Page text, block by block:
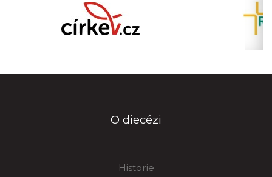
O diecézi
Historie